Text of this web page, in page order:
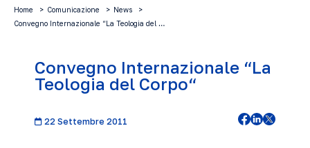
Home Comunicazione
News
Convegno Internazionale “La Teologia del …
Convegno Internazionale “La
Teologia del Corpo“
22 Settembre 2011